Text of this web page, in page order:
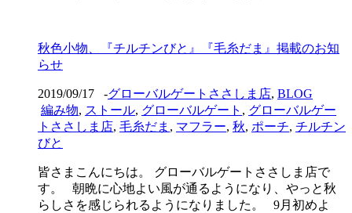
秋色小物、『チルチンびと』『毛糸だま』掲載のお知
らせ
2019/09/17 -グローバルゲートささしま店, BLOG
編み物, ストール, グローバルゲート , グローバルゲー
トささしま店, 毛糸だま , マフラー, 秋, ポーチ, チルチン
びと
皆さまこんにちは。 グローバルゲートささしま店で
す。 朝晩に心地よい風が通るようになり、やっと秋
らしさを感じられるようになりました。 9月初めよ